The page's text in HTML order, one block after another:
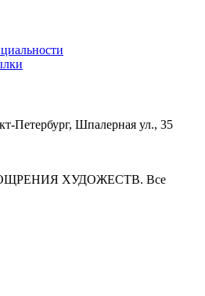
Петербург, Шпалерная ул., 35
ХУДОЖЕСТВ. Все